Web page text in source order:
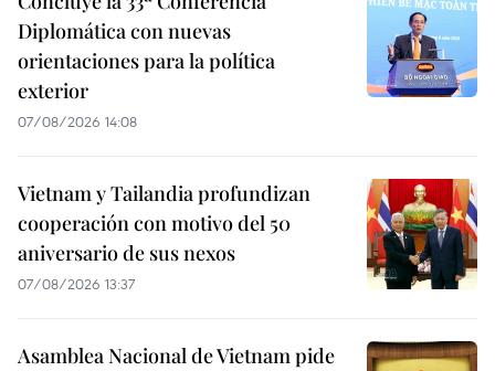
Diplomática con nuevas
orientaciones para la política
exterior
07/08/2026 14:08
Vietnam y Tailandia profundizan
cooperación con motivo del 50
aniversario de sus nexos
07/08/2026 13:37
Asamblea Nacional de Vietnam pide